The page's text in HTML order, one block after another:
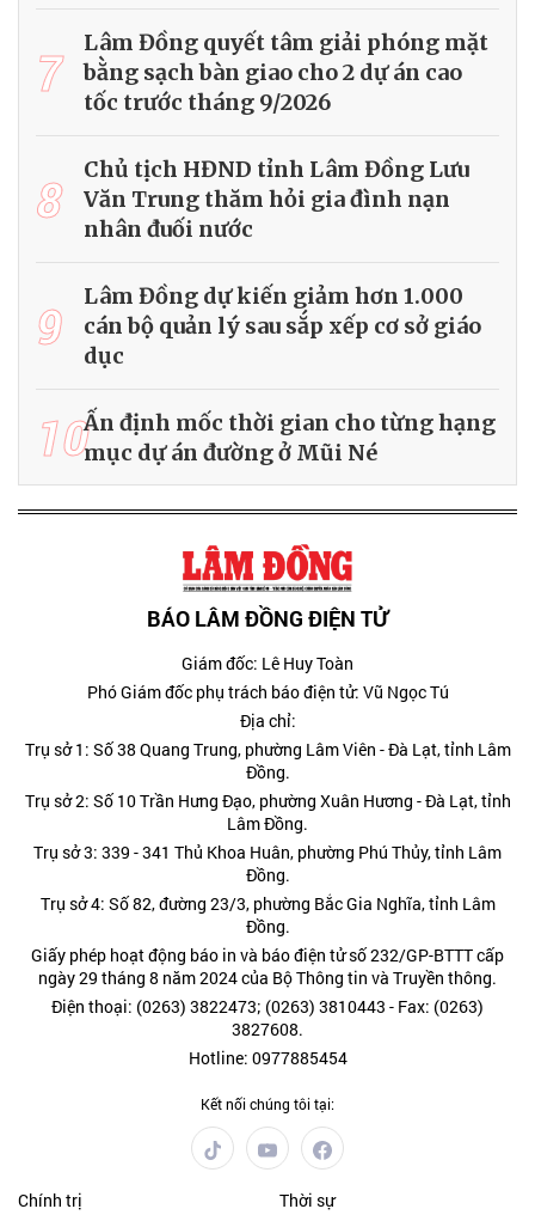
7
Lâm Đồng quyết tâm giải phóng mặt
bằng sạch bàn giao cho 2 dự án cao
tốc trước tháng 9/2026
8
Chủ tịch HĐND tỉnh Lâm Đồng Lưu
Văn Trung thăm hỏi gia đình nạn
nhân đuối nước
9
Lâm Đồng dự kiến giảm hơn 1.000
cán bộ quản lý sau sắp xếp cơ sở giáo
dục
10Ấn định mốc thời gian cho từng hạng
mục dự án đường ở Mũi Né
BÁO LÂM ĐỒNG ĐIỆN TỬ
Giám đốc: Lê Huy Toàn
Phó Giám đốc phụ trách báo điện tử: Vũ Ngọc Tú
Địa chỉ:
Trụ sở 1: Số 38 Quang Trung, phường Lâm Viên - Đà Lạt, tỉnh Lâm
Đồng.
Trụ sở 2: Số 10 Trần Hưng Đạo, phường Xuân Hương - Đà Lạt, tỉnh
Lâm Đồng.
Trụ sở 3: 339 - 341 Thủ Khoa Huân, phường Phú Thủy, tỉnh Lâm
Đồng.
Trụ sở 4: Số 82, đường 23/3, phường Bắc Gia Nghĩa, tỉnh Lâm
Đồng.
Giấy phép hoạt động báo in và báo điện tử số 232/GP-BTTT cấp
ngày 29 tháng 8 năm 2024 của Bộ Thông tin và Truyền thông.
Điện thoại: (0263) 3822473; (0263) 3810443 - Fax: (0263)
3827608.
Hotline: 0977885454
Kết nối chúng tôi tại:
Chính trị Thời sự